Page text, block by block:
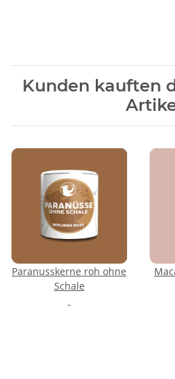
Kunden kauften
Paranusskerne roh ohne
Schale